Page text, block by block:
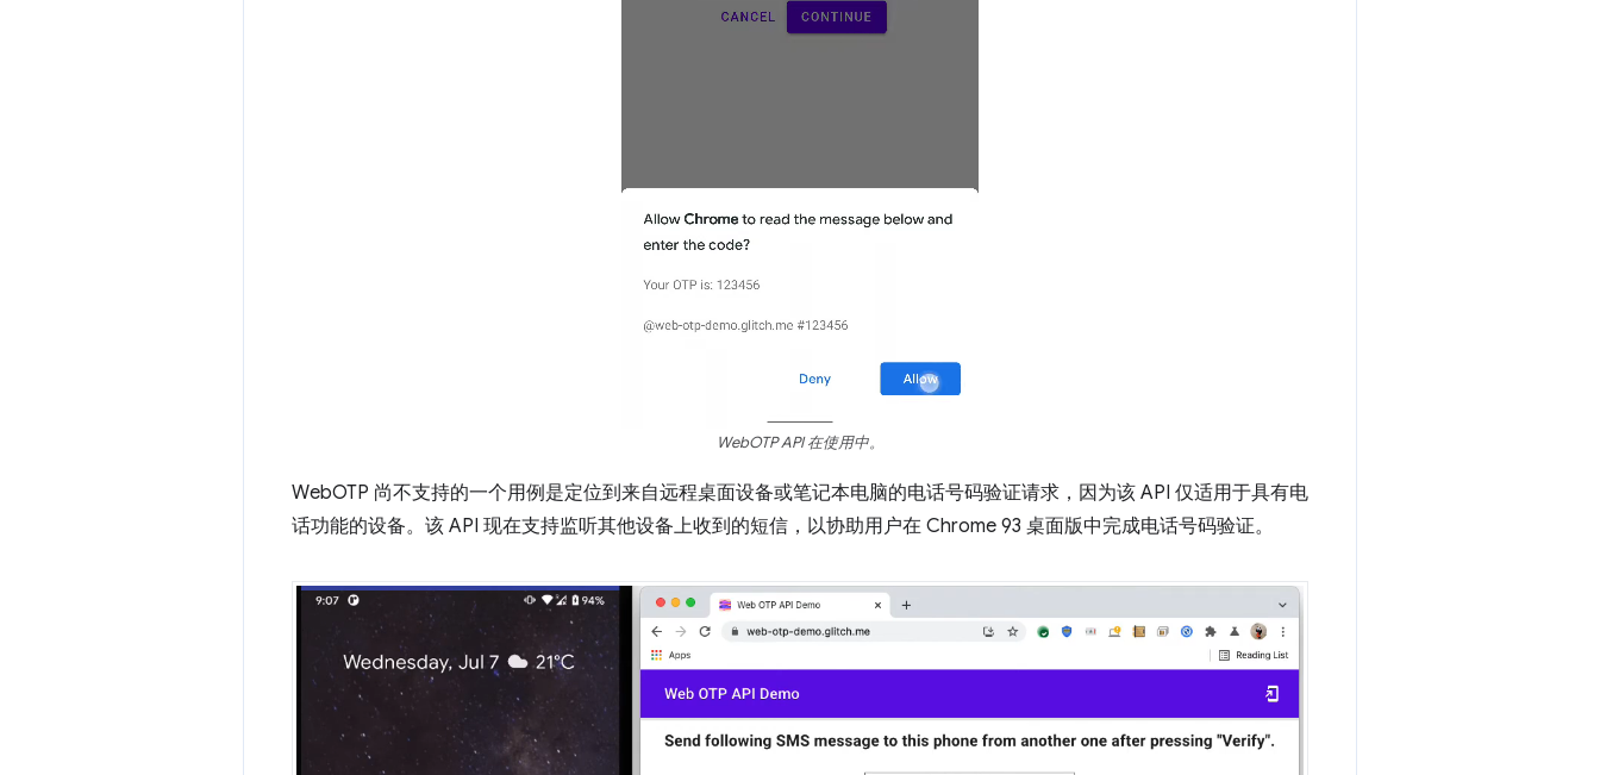
WebOTP API 在使用中。
WebOTP 尚不支持的一个用例是定位到来自远程桌面设备或笔记本电脑的电话号码验证请求，因为该 API 仅适用于具有电
话功能的设备。该 API 现在支持监听其他设备上收到的短信，以协助用户在 Chrome 93 桌面版中完成电话号码验证。